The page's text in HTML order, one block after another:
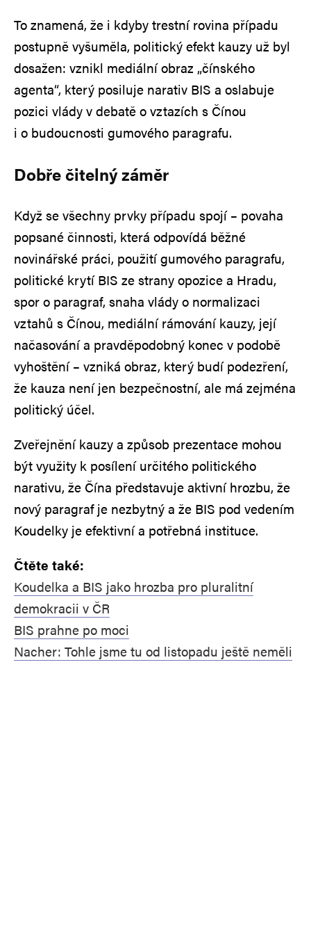
To znamená, že i kdyby trestní rovina případu
postupně vyšuměla, politický efekt kauzy už byl
dosažen: vznikl mediální obraz „čínského
agenta“, který posiluje narativ BIS a oslabuje
pozici vlády v debatě o vztazích s Čínou
i o budoucnosti gumového paragrafu.
Dobře čitelný záměr
Když se všechny prvky případu spojí – povaha
popsané činnosti, která odpovídá běžné
novinářské práci, použití gumového paragrafu,
politické krytí BIS ze strany opozice a Hradu,
spor o paragraf, snaha vlády o normalizaci
vztahů s Čínou, mediální rámování kauzy, její
načasování a pravděpodobný konec v podobě
vyhoštění – vzniká obraz, který budí podezření,
že kauza není jen bezpečnostní, ale má zejména
politický účel.
Zveřejnění kauzy a způsob prezentace mohou
být využity k posílení určitého politického
narativu, že Čína představuje aktivní hrozbu, že
nový paragraf je nezbytný a že BIS pod vedením
Koudelky je efektivní a potřebná instituce.
Čtěte také:
Koudelka a BIS jako hrozba pro pluralitní
demokracii v ČR
BIS prahne po moci
Nacher: Tohle jsme tu od listopadu ještě neměli